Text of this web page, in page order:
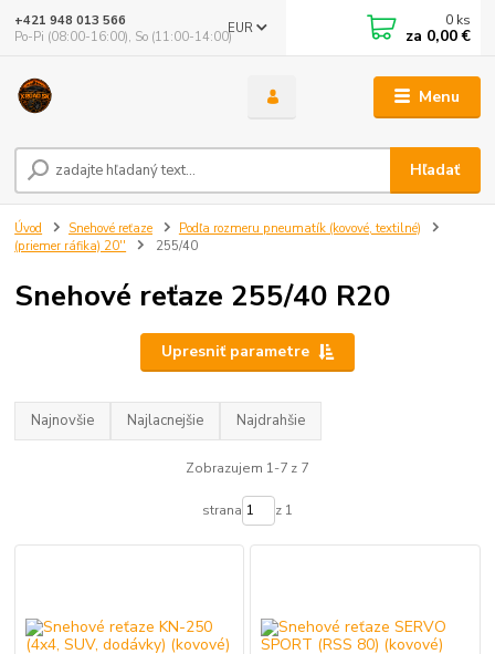
Menu
EUR
Hľadať
+421 948 013 566
Po-Pi (08:00-16:00), So (11:00-14:00)
0 ks
za 0,00 €
Úvod Snehové reťaze
Podľa rozmeru pneumatík (kovové, textilné)
(priemer ráfika) 20''
255/40
Snehové reťaze 255/40 R20
Upresniť parametre
Najnovšie Najlacnejšie Najdrahšie
Zobrazujem 1-7 z 7
strana z 1